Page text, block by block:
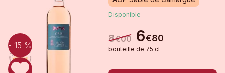
- 15 %
Disponible
8€00 6€80
bouteille de 75 cl